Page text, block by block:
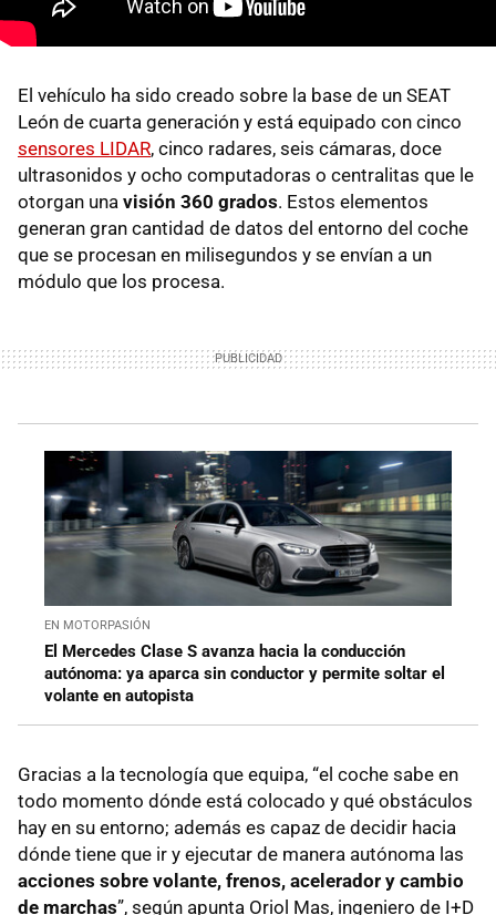
El vehículo ha sido creado sobre la base de un SEAT
León de cuarta generación y está equipado con cinco
sensores LIDAR, cinco radares, seis cámaras, doce
ultrasonidos y ocho computadoras o centralitas que le
otorgan una visión 360 grados. Estos elementos
generan gran cantidad de datos del entorno del coche
que se procesan en milisegundos y se envían a un
módulo que los procesa.
EN MOTORPASIÓN
El Mercedes Clase S avanza hacia la conducción
autónoma: ya aparca sin conductor y permite soltar el
volante en autopista
Gracias a la tecnología que equipa, “el coche sabe en
todo momento dónde está colocado y qué obstáculos
hay en su entorno; además es capaz de decidir hacia
dónde tiene que ir y ejecutar de manera autónoma las
acciones sobre volante, frenos, acelerador y cambio
de marchas”, según apunta Oriol Mas, ingeniero de I+D